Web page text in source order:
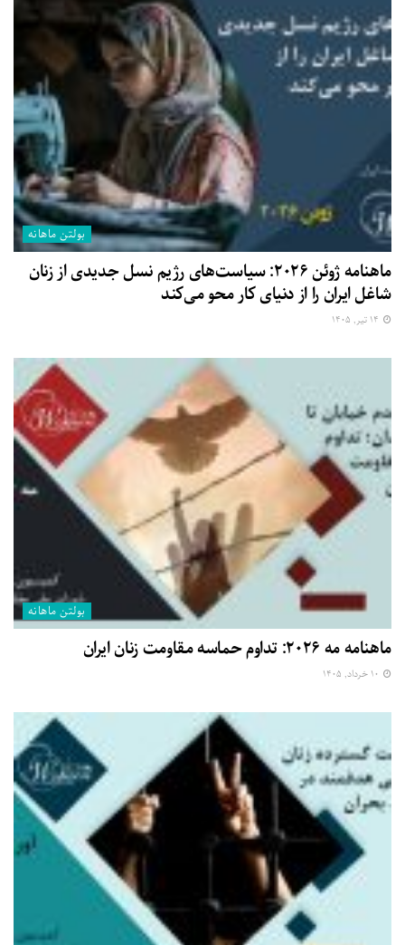
بولتن ماهانه
ماهنامه ژوئن ۲۰۲۶: سیاست‌های رژیم نسل جدیدی از زنان
شاغل ایران را از دنیای کار محو می‌کند
بولتن ماهانه
ماهنامه مه ۲۰۲۶: تداوم حماسه مقاومت زنان ایران